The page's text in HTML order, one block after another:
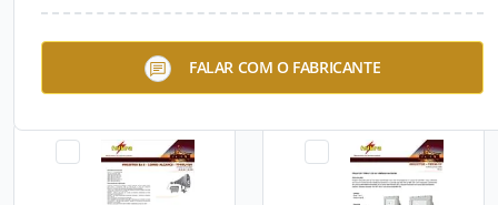
FALAR COM O FABRICANTE
Projetor de LED - TPRW-36
Inspeção TCX/17